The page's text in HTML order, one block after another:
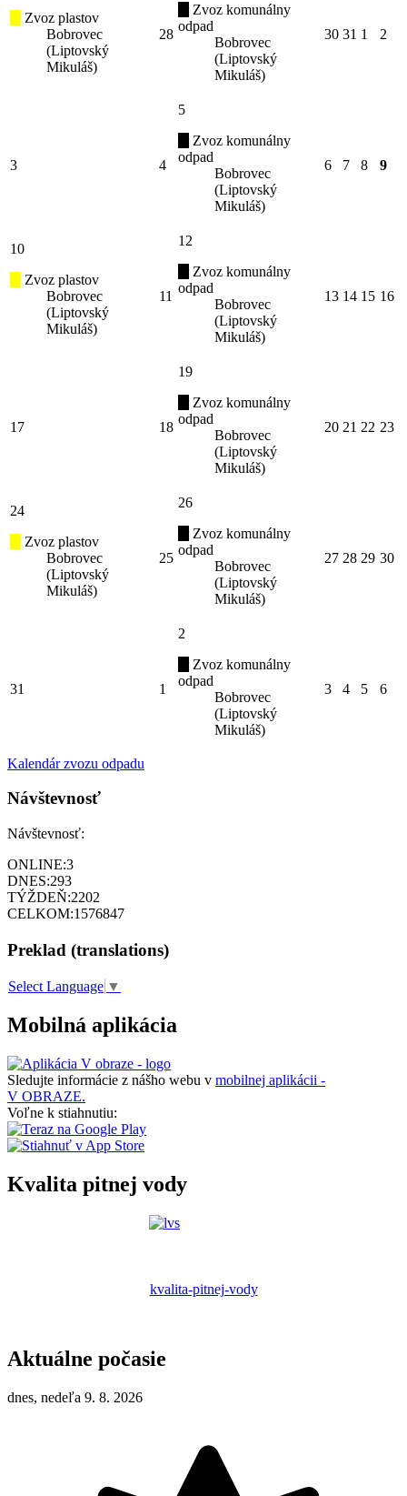
Zvoz plastov
Bobrovec
(Liptovský
Mikuláš)
28
Zvoz komunálny
odpad
Bobrovec
(Liptovský
Mikuláš)
30 31 1 2
3 4
5
Zvoz komunálny
odpad
Bobrovec
(Liptovský
Mikuláš)
6 7 8 9
10
Zvoz plastov
Bobrovec
(Liptovský
Mikuláš)
11
12
Zvoz komunálny
odpad
Bobrovec
(Liptovský
Mikuláš)
13 14 15 16
17 18
19
Zvoz komunálny
odpad
Bobrovec
(Liptovský
Mikuláš)
20 21 22 23
24
Zvoz plastov
Bobrovec
(Liptovský
Mikuláš)
25
26
Zvoz komunálny
odpad
Bobrovec
(Liptovský
Mikuláš)
27 28 29 30
31 1
2
Zvoz komunálny
odpad
Bobrovec
(Liptovský
Mikuláš)
3 4 5 6
Kalendár zvozu odpadu
Návštevnosť
Návštevnosť:
ONLINE:3
DNES:293
TÝŽDEŇ:2202
CELKOM:1576847
Preklad (translations)
Select Language ▼
Mobilná aplikácia
Sledujte informácie z nášho webu v mobilnej aplikácii -
V OBRAZE.
Voľne k stiahnutiu:
Kvalita pitnej vody
kvalita-pitnej-vody
Aktuálne počasie
dnes, nedeľa 9. 8. 2026